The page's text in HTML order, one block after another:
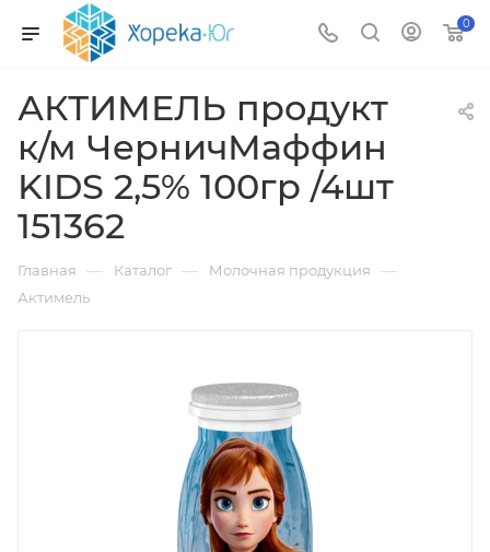
0
АКТИМЕЛЬ продукт
к/м ЧерничМаффин
KIDS 2,5% 100гр /4шт
151362
Главная — Каталог — Молочная продукция —
Актимель